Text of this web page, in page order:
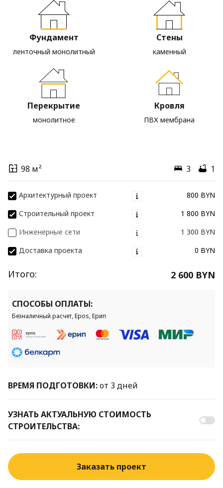
Фундамент
ленточный монолитный
Стены
каменный
Перекрытие
монолитное
Кровля
ПВХ мембрана
98 м² 3 1
Архитектурный проект
800 BYN
Строительный проект
1 800 BYN
Инженерные сети
1 300 BYN
Доставка проекта
0 BYN
Итого: 2 600 BYN
СПОСОБЫ ОПЛАТЫ:
Безналичный расчет, Epos, Ерип
ВРЕМЯ ПОДГОТОВКИ:от 3 дней
УЗНАТЬ АКТУАЛЬНУЮ СТОИМОСТЬ
СТРОИТЕЛЬСТВА:
Заказать проект